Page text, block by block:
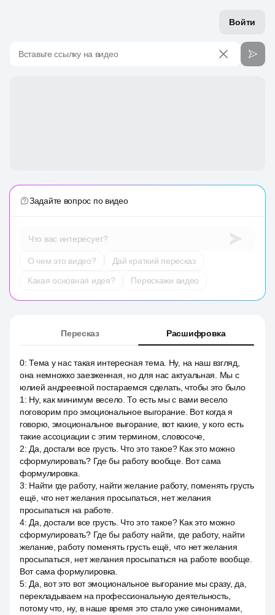
Войти
Вставьте ссылку на видео
Задайте вопрос по видео
Что вас интересует?
О чем это видео?
Дай краткий пересказ
Какая основная идея?
Перескажи видео
Пересказ Расшифровка
0:Тема у нас такая интересная тема. Ну, на наш взгляд,
она немножко заезженная, но для нас актуальная. Мы с
юлией андреевной постараемся сделать, чтобы это было
1 : Ну, как минимум весело. То есть мы с вами весело
поговорим про эмоциональное выгорание. Вот когда я
говорю, эмоциональное выгорание, вот какие, у кого есть
такие ассоциации с этим термином, словосоче,
2: Да, достали все грусть. Что это такое? Как это можно
сформулировать? Где бы работу вообще. Вот сама
формулировка.
3: Найти где работу, найти желание работу, поменять грусть
ещё, что нет желания просыпаться, нет желания
просыпаться на работе.
4: Да, достали все грусть. Что это такое? Как это можно
сформулировать? Где бы работу найти, где работу, найти
желание, работу поменять грусть ещё, что нет желания
просыпаться, нет желания просыпаться на работе вообще.
Вот сама формулировка.
5: Да, вот это вот эмоциональное выгорание мы сразу, да,
перекладываем на профессиональную деятельность,
потому что, ну, в наше время это стало уже синонимами,